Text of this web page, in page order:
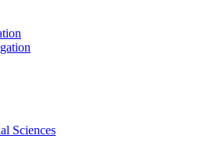
Sciences